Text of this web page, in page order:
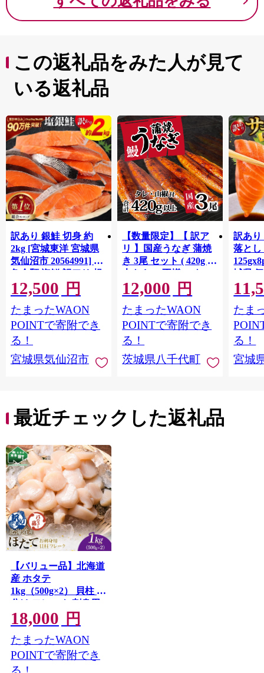
この返礼品をみた人が見て
いる返礼品
訳あり 銀鮭 切身 約
2kg [宮城東洋 宮城県
気仙沼市 20564991] 鮭
魚介類 海鮮 訳アリ 規
格外 不揃い さけ サケ
鮭切身 シャケ 切り身
冷凍 家庭用 おかず 弁
当 支援 サーモン 銀鮭
切り身 魚 わけあり
12,500 円
たまったWAON
POINTで寄附でき
る！
宮城県気仙沼市
【数量限定】【 訳ア
リ 】国産うなぎ 蒲焼
き 3尾 セット ( 420g )
大きさ の不揃い タ
レ・山椒付き ウナギ
鰻 ふぞろい 不揃い う
な重 ひつまぶし 人気
茨城 八千代町 ふるさ
と納税 冷凍 [SF951ya]
12,000 円
たまったWAON
POINTで寄附でき
る！
茨城県八千代町
訳あり
落とし
城県
お刺し
生 生
鮭 銀
介
たま
る！
宮城
最近チェックした返礼品
【バリュー品】北海道
産 ホタテ
1kg（500g×2） 貝柱 小
分け フレーク 刺身用
冷凍＜海鮮問屋 株式
会社 瑞宝＞ 小分け
森町 ほたて 帆立 ホタ
テ 海産物 魚貝類 おつ
まみ 海鮮丼 魚介類 貝
18,000 円
たまったWAON
POINTで寄附でき
る！